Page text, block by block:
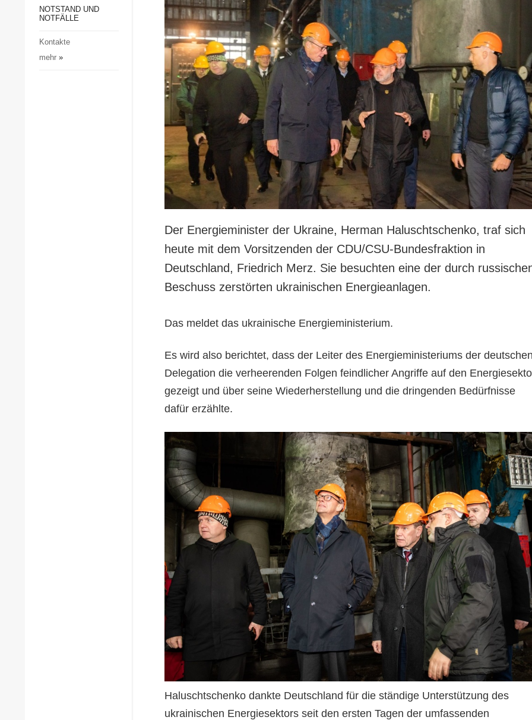
Gesellschaft und Kultur
Notstand und Notfälle
NOTSTAND UND
NOTFÄLLE
Kontakte
mehr»
Der Energieminister der Ukraine, Herman Haluschtschenko, traf sich
heute mit dem Vorsitzenden der CDU/CSU-Bundesfraktion in
Deutschland, Friedrich Merz. Sie besuchten eine der durch
Beschuss zerstörten ukrainischen Energieanlagen.
Das meldet das ukrainische Energieministerium.
Es wird also berichtet, dass der Leiter des Energieministeriums der
Delegation die verheerenden Folgen feindlicher Angriffe auf den
gezeigt und über seine Wiederherstellung und die dringenden Bedürfnisse
dafür erzählte.
Haluschtschenko dankte Deutschland für die ständige Unterstützung des
ukrainischen Energiesektors seit den ersten Tagen der umfassenden